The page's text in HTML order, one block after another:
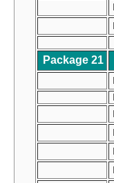
Package 21